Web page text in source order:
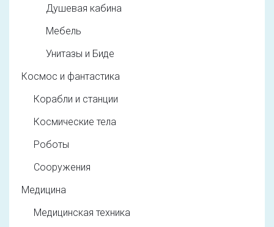
Душевая кабина
Мебель
Унитазы и Биде
Космос и фантастика
Корабли и станции
Космические тела
Роботы
Сооружения
Медицина
Медицинская техника